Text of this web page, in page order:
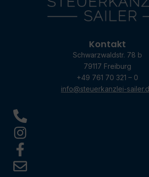
Kontakt
Schwarzwaldstr. 78 b
79117 Freiburg
+49 761 70 321 – 0
info@steuerkanzlei-